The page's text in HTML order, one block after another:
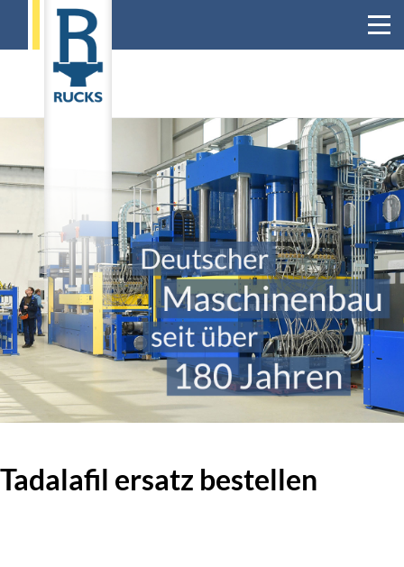
Tadalafil ersatz bestellen